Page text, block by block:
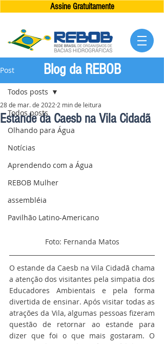
Assine Gratuitamente
Post
Todos posts
Olhando para Água
Notícias
Aprendendo com a Água
REBOB Mulher
assembléia
Pavilhão Latino-Americano
Todos posts
Estande da Caesb na Vila Cidadã
28 de mar. de 2022 2 min de leitura
Foto: Fernanda Matos
O estande da Caesb na Vila Cidadã chama
a atenção dos visitantes pela simpatia dos
Educadores Ambientais e pela forma
divertida de ensinar. Após visitar todas as
atrações da Vila, algumas pessoas fizeram
questão de retornar ao estande para
dizer que foi o que mais gostaram. O
Blog da REBOB